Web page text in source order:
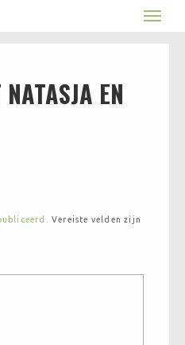
EN
Vereiste velden zijn